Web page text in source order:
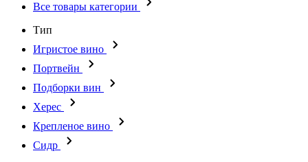
Все товары категории
Тип
Игристое вино
Портвейн
Подборки вин
Херес
Крепленое вино
Сидр